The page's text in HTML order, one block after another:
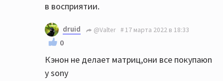
в восприятии.
druid @Valter 17 марта 2022 в 18:33
0
Кэнон не делает матриц,они все покупаюn
у sony